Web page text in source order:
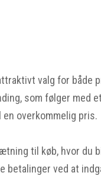
valg for
som følger med
overkommelig pris.
til køb, hvor du
betalinger ved at